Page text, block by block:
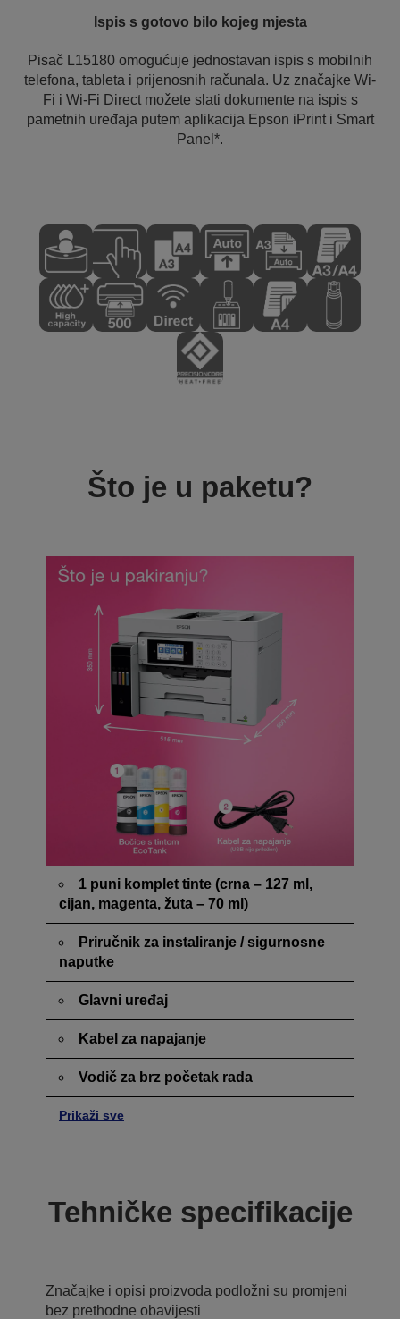
Ispis s gotovo bilo kojeg mjesta
Pisač L15180 omogućuje jednostavan ispis s mobilnih
telefona, tableta i prijenosnih računala. Uz značajke Wi-
Fi i Wi-Fi Direct možete slati dokumente na ispis s
pametnih uređaja putem aplikacija Epson iPrint i Smart
Panel*.
Što je u paketu?
1 puni komplet tinte (crna – 127 ml,
cijan, magenta, žuta – 70 ml)
Priručnik za instaliranje / sigurnosne
naputke
Glavni uređaj
Kabel za napajanje
Vodič za brz početak rada
Prikaži sve
Tehničke specifikacije
Značajke i opisi proizvoda podložni su promjeni
bez prethodne obavijesti